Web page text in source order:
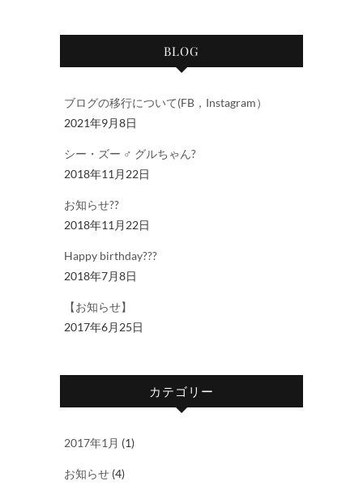
BLOG
ブログの移行について(FB，Instagram）
2021年9月8日
シー・ズー ♂ グルちゃん?
2018年11月22日
お知らせ??
2018年11月22日
Happy birthday???
2018年7月8日
【お知らせ】
2017年6月25日
カテゴリー
2017年1月 (1)
お知らせ (4)